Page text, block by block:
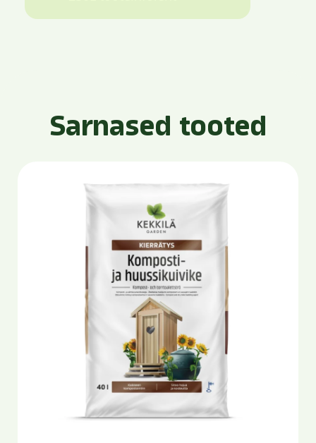
Sarnased tooted